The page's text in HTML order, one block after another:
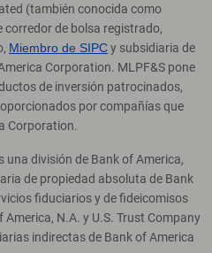
(también conocida como
corredor de bolsa registrado,
Miembro de SIPCy subsidiaria de
Corporation. MLPF&S pone
de inversión patrocinados,
por compañías que
Corporation.
una división de Bank of America,
de propiedad absoluta de Bank
fiduciarios y de fideicomisos
N.A. y U.S. Trust Company
indirectas de Bank of America